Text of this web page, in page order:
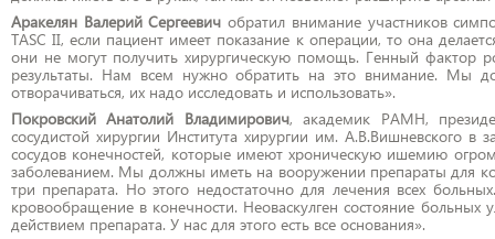
Аракелян Валерий Сергеевич обратил внимание участников
TASC II, если пациент имеет показание к операции, то она
они не могут получить хирургическую помощь. Генный фактор
результаты. Нам всем нужно обратить на это внимание. Мы
отворачиваться, их надо исследовать и использовать».
Покровский Анатолий Владимирович, академик РАМН,
сосудистой хирургии Института хирургии им. А.В.Вишневского
сосудов конечностей, которые имеют хроническую ишемию
заболеванием. Мы должны иметь на вооружении препараты для
три препарата. Но этого недостаточно для лечения всех
кровообращение в конечности. Неоваскулген состояние
действием препарата. У нас для этого есть все основания».